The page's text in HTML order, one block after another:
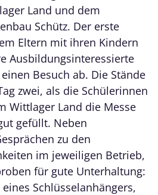
Land und dem
Schütz. Der erste
Eltern mit ihren Kindern
Ausbildungsinteressierte
Besuch ab. Die Stände
zwei, als die Schülerinnen
Wittlager Land die Messe
gefüllt. Neben
zu den
im jeweiligen Betrieb,
für gute Unterhaltung:
Schlüsselanhängers,